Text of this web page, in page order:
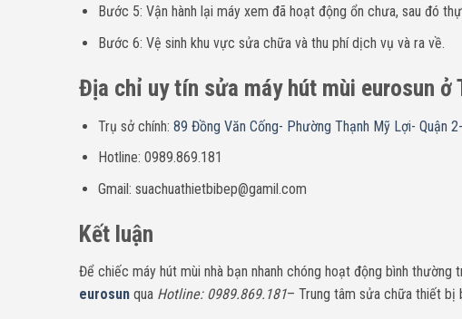
Bước 5: Vận hành lại máy xem đã hoạt động ổn chưa, sau đó
Bước 6: Vệ sinh khu vực sửa chữa và thu phí dịch vụ và ra về.
Địa chỉ uy tín sửa máy hút mùi eurosun ở
Trụ sở chính: 89 Đồng Văn Cống- Phường Thạnh Mỹ Lợi- Quận
Hotline: 0989.869.181
Gmail: suachuathietbibep@gamil.com
Kết luận
Để chiếc máy hút mùi nhà bạn nhanh chóng hoạt động bình
eurosun qua Hotline: 0989.869.181– Trung tâm sửa chữa thiết bị